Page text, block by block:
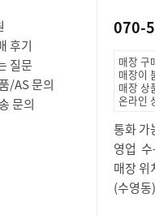
후기
질문
/AS 문의
문의
070-
매장 구
매장이
매장 상
온라인
통화 가
영업
매장 위
(수영동